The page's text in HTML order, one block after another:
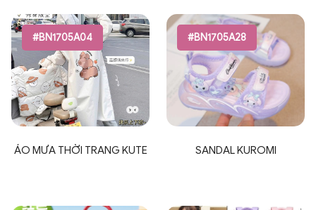
#BN1705A04
ÁO MƯA THỜI TRANG KUTE
#BN1705A28
SANDAL KUROMI